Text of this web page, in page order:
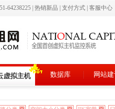
64238225 热销新品 支付方式 客服中心
虚拟主机 数据库 网站